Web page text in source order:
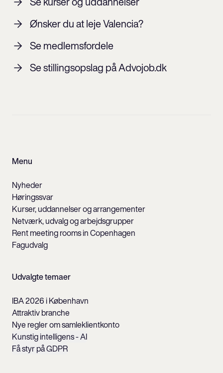
Ønsker du at leje Valencia?
Se medlemsfordele
Se stillingsopslag på Advojob.dk
Menu
Nyheder
Høringssvar
Kurser, uddannelser og arrangementer
Netværk, udvalg og arbejdsgrupper
Rent meeting rooms in Copenhagen
Fagudvalg
Udvalgte temaer
IBA 2026 i København
Attraktiv branche
Nye regler om samleklientkonto
Kunstig intelligens - AI
Få styr på GDPR